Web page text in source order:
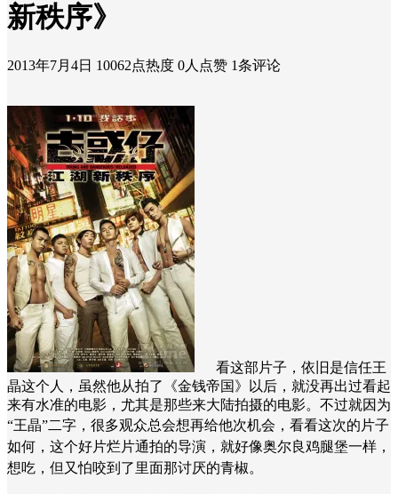
新秩序》
2013年7月4日 10062点热度 0人点赞 1条评论
看这部片子，依旧是信任王
晶这个人，虽然他从拍了《金钱帝国》以后，就没再出过看起
来有水准的电影，尤其是那些来大陆拍摄的电影。不过就因为
“王晶”二字，很多观众总会想再给他次机会，看看这次的片子
如何，这个好片烂片通拍的导演，就好像奥尔良鸡腿堡一样，
想吃，但又怕咬到了里面那讨厌的青椒。